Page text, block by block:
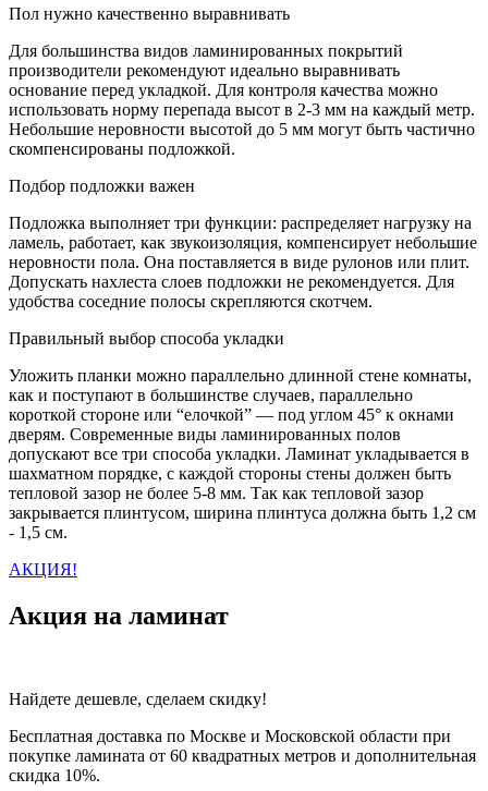
Пол нужно качественно выравнивать
Для большинства видов ламинированных покрытий
производители рекомендуют идеально выравнивать
основание перед укладкой. Для контроля качества можно
использовать норму перепада высот в 2-3 мм на каждый метр.
Небольшие неровности высотой до 5 мм могут быть частично
скомпенсированы подложкой.
Подбор подложки важен
Подложка выполняет три функции: распределяет нагрузку на
ламель, работает, как звукоизоляция, компенсирует небольшие
неровности пола. Она поставляется в виде рулонов или плит.
Допускать нахлеста слоев подложки не рекомендуется. Для
удобства соседние полосы скрепляются скотчем.
Правильный выбор способа укладки
Уложить планки можно параллельно длинной стене комнаты,
как и поступают в большинстве случаев, параллельно
короткой стороне или “елочкой” — под углом 45° к окнами
дверям. Современные виды ламинированных полов
допускают все три способа укладки. Ламинат укладывается в
шахматном порядке, с каждой стороны стены должен быть
тепловой зазор не более 5-8 мм. Так как тепловой зазор
закрывается плинтусом, ширина плинтуса должна быть 1,2 см
- 1,5 см.
АКЦИЯ!
Акция на ламинат
Найдете дешевле, сделаем скидку!
Бесплатная доставка по Москве и Московской области при
покупке ламината от 60 квадратных метров и дополнительная
скидка 10%.